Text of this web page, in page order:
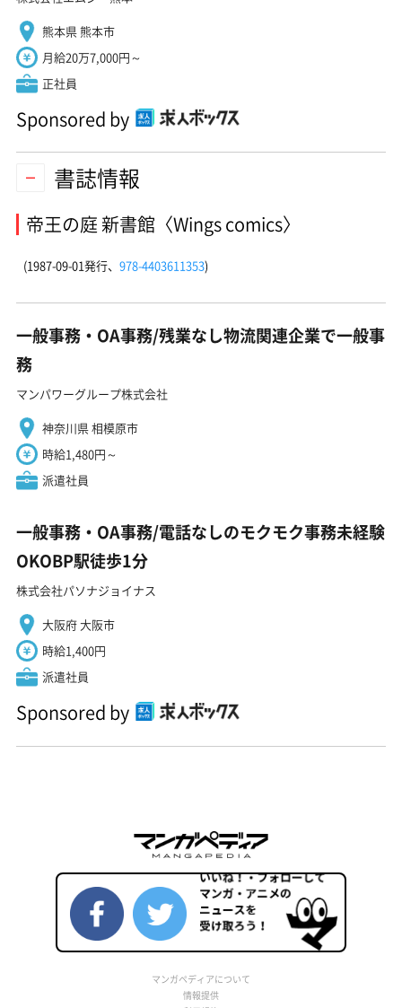
熊本県 熊本市
月給20万7,000円～
正社員
Sponsored by
書誌情報
帝王の庭 新書館〈Wings comics〉
(1987-09-01発行、 978-4403611353)
一般事務・OA事務/残業なし物流関連企業で一般事
務
マンパワーグループ株式会社
神奈川県 相模原市
時給1,480円～
派遣社員
一般事務・OA事務/電話なしのモクモク事務未経験
OKOBP駅徒歩1分
株式会社パソナジョイナス
大阪府 大阪市
時給1,400円
派遣社員
Sponsored by
マンガペディアについて
情報提供